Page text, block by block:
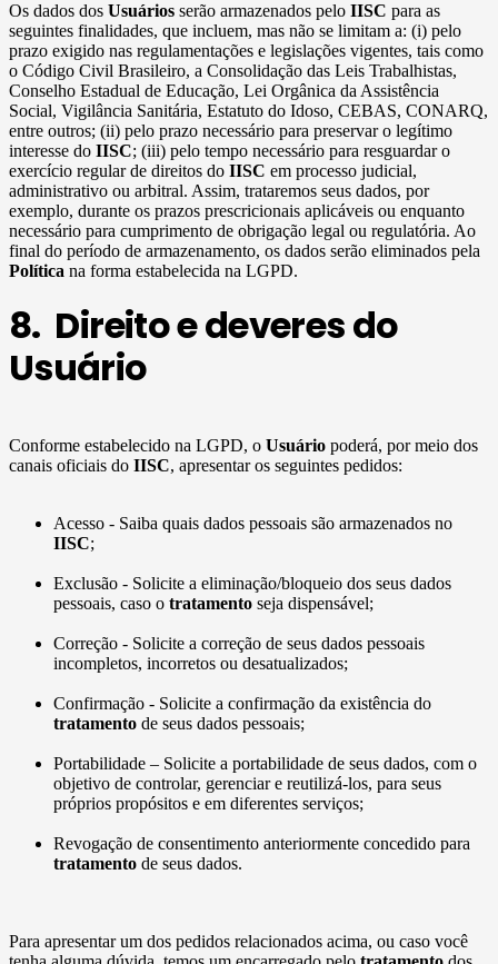
Os dados dos Usuários serão armazenados pelo IISC para as
seguintes finalidades, que incluem, mas não se limitam a: (i) pelo
prazo exigido nas regulamentações e legislações vigentes, tais como
o Código Civil Brasileiro, a Consolidação das Leis Trabalhistas,
Conselho Estadual de Educação, Lei Orgânica da Assistência
Social, Vigilância Sanitária, Estatuto do Idoso, CEBAS, CONARQ,
entre outros; (ii) pelo prazo necessário para preservar o legítimo
interesse do IISC; (iii) pelo tempo necessário para resguardar o
exercício regular de direitos do IISC em processo judicial,
administrativo ou arbitral. Assim, trataremos seus dados, por
exemplo, durante os prazos prescricionais aplicáveis ou enquanto
necessário para cumprimento de obrigação legal ou regulatória. Ao
final do período de armazenamento, os dados serão eliminados pela
Política na forma estabelecida na LGPD.
8. Direito e deveres do
Usuário
Conforme estabelecido na LGPD, o Usuário poderá, por meio dos
canais oficiais do IISC, apresentar os seguintes pedidos:
Acesso - Saiba quais dados pessoais são armazenados no
IISC;
Exclusão - Solicite a eliminação/bloqueio dos seus dados
pessoais, caso o tratamento seja dispensável;
Correção - Solicite a correção de seus dados pessoais
incompletos, incorretos ou desatualizados;
Confirmação - Solicite a confirmação da existência do
tratamento de seus dados pessoais;
Portabilidade – Solicite a portabilidade de seus dados, com o
objetivo de controlar, gerenciar e reutilizá-los, para seus
próprios propósitos e em diferentes serviços;
Revogação de consentimento anteriormente concedido para
tratamento de seus dados.
Para apresentar um dos pedidos relacionados acima, ou caso você